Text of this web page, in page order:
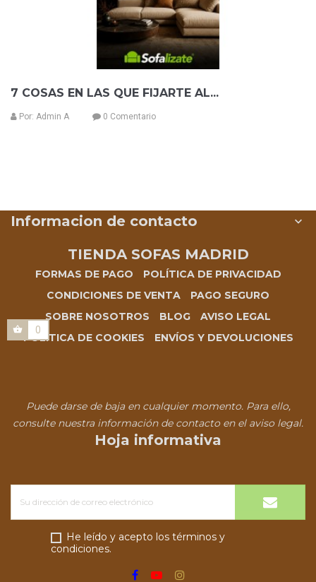
7 COSAS EN LAS QUE FIJARTE AL...
Por: Admin A 0 Comentario
Informacion de contacto 
TIENDA SOFAS MADRID
FORMAS DE PAGO
POLÍTICA DE PRIVACIDAD
CONDICIONES DE VENTA
PAGO SEGURO
SOBRE NOSOTROS
BLOG
AVISO LEGAL
POLÍTICA DE COOKIES
ENVÍOS Y DEVOLUCIONES
Puede darse de baja en cualquier momento. Para ello,
consulte nuestra información de contacto en el aviso legal.
Hoja informativa
He leído y acepto los términos y
condiciones.
0